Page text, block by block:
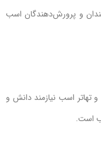
و پرورش‌دهندگان اسب
تهاتر اسب نیازمند دانش و
است.